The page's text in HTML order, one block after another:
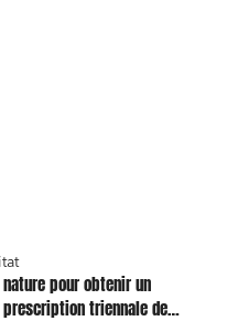
pour obtenir un
triennale de
sociale et